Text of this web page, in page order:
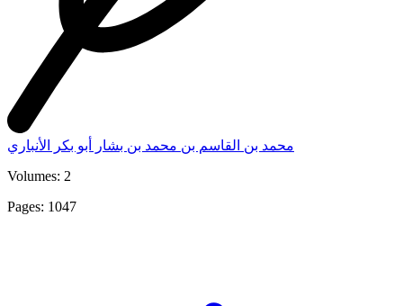
محمد بن القاسم بن محمد بن بشار أبو بكر الأنباري
Volumes: 2
Pages: 1047